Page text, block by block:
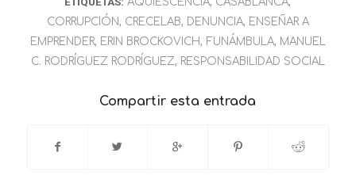
CORRUPCIÓN, CRECELAB, DENUNCIA, ENSEÑAR A
EMPRENDER, ERIN BROCKOVICH, FUNÁMBULA, MANUEL
C. RODRÍGUEZ RODRÍGUEZ, RESPONSABILIDAD SOCIAL
Compartir esta entrada